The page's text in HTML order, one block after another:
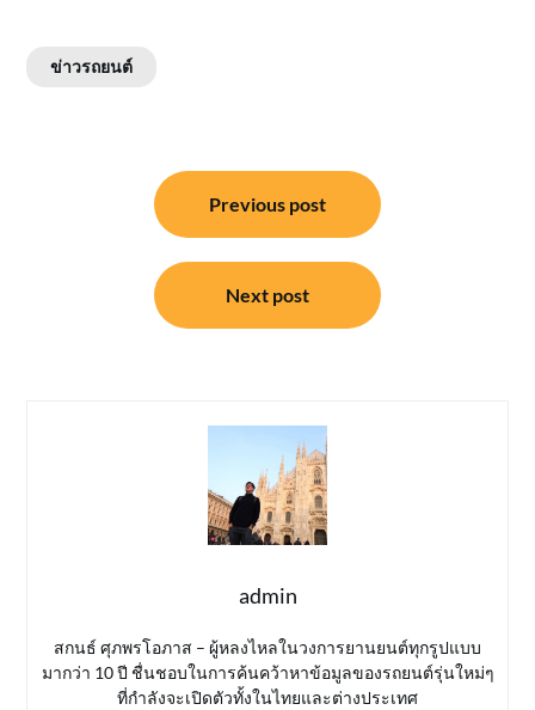
ข่าวรถยนต์
Previous post
Next post
admin
สกนธ์ ศุภพรโอภาส – ผู้หลงไหลในวงการยานยนต์ทุกรูปแบบ
มากว่า 10 ปี ชื่นชอบในการค้นคว้าหาข้อมูลของรถยนต์รุ่นใหม่ๆ
ที่กำลังจะเปิดตัวทั้งในไทยและต่างประเทศ